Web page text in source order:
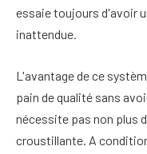
essaie toujours d'avoir
inattendue.
L'avantage de ce
pain de qualité sans
nécessite pas non plus
croustillante. A